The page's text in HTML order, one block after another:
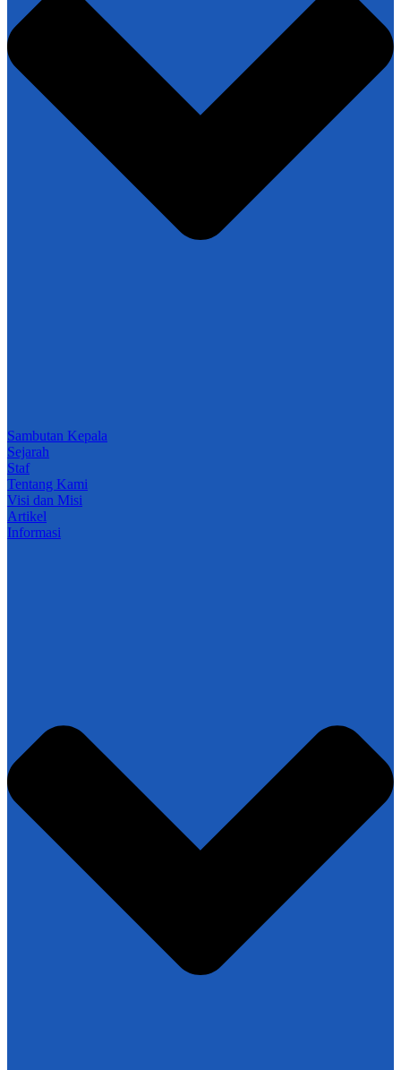
Sambutan Kepala
Sejarah
Staf
Tentang Kami
Visi dan Misi
Artikel
Informasi